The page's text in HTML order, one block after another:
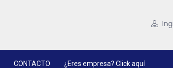
CONTACTO ¿Eres empresa? Click aquí